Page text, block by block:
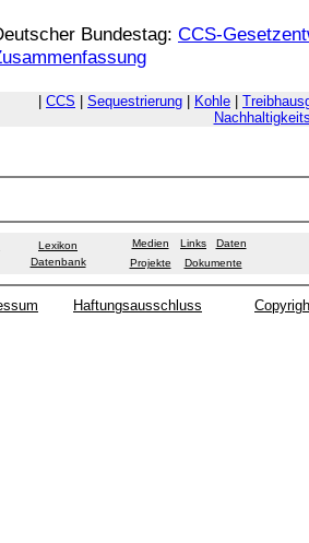
Bundestag: CCS-
CCS Sequestrierung Kohle
Lexikon
Datenbank
Medien Links
Daten
Projekte
Dokumente
Haftungsausschluss